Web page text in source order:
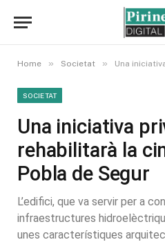
Home » Societat » Una iniciativa
SOCIETAT
Una iniciativa
rehabilitarà la
Pobla de Segur
L’edifici, que va servir per a
infraestructures
unes característiques